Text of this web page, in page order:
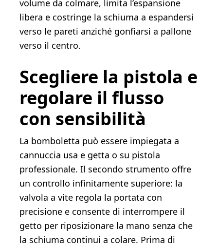
volume da colmare, limita l’espansione
libera e costringe la schiuma a espandersi
verso le pareti anziché gonfiarsi a pallone
verso il centro.
Scegliere la pistola e
regolare il flusso
con sensibilità
La bomboletta può essere impiegata a
cannuccia usa e getta o su pistola
professionale. Il secondo strumento offre
un controllo infinitamente superiore: la
valvola a vite regola la portata con
precisione e consente di interrompere il
getto per riposizionare la mano senza che
la schiuma continui a colare. Prima di